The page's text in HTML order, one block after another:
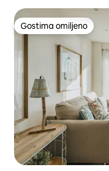
Gostima omiljeno
Gostima omiljeno